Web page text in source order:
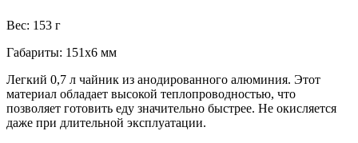
Вес: 153 г
Габариты: 151х6 мм
Легкий 0,7 л чайник из анодированного алюминия. Этот
материал обладает высокой теплопроводностью, что
позволяет готовить еду значительно быстрее. Не окисляется
даже при длительной эксплуатации.